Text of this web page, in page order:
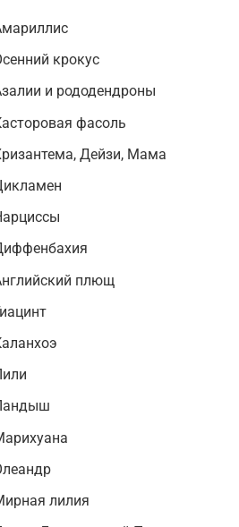
крокус
и рододендроны
фасоль
Дейзи, Мама
плющ
лилия